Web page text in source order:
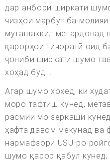
дар анбори ширкати
чизҳои марбут ба
муташаккил мегардонад
қарорҳои тиҷоратӣ оид
ҷониби ширкати шумо
хоҳад буд. .
Агар шумо хоҳед, ки
моро тафтиш кунед,
расмии мо зеркашӣ
ҳафта давом мекунад ва
нармафзори USU-ро
шумо қарор қабул